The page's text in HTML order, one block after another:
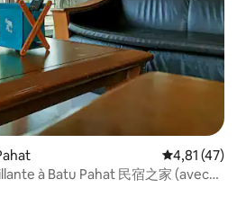
Évaluation
4,81 (47)
à Batu Pahat 民宿之家 (avec